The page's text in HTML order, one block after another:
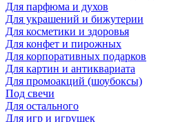
Для парфюма и духов
Для украшений и бижутерии
Для косметики и здоровья
Для конфет и пирожных
Для корпоративных подарков
Для картин и антиквариата
Для промоакций (шоубоксы)
Под свечи
Для остального
Для игр и игрушек